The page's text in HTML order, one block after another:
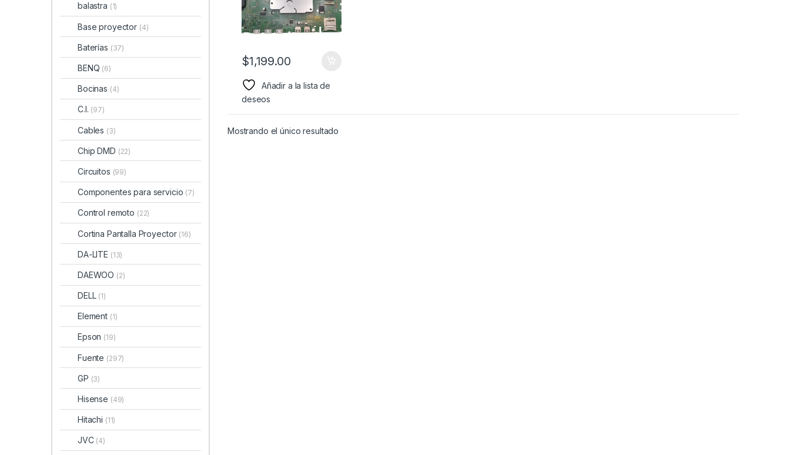
$1,199.00
Añadir a la lista de
deseos
Mostrando el único resultado
balastra (1)
Base proyector (4)
Baterías (37)
BENQ (6)
Bocinas (4)
C.I. (97)
Cables (3)
Chip DMD (22)
Circuitos (99)
Componentes para servicio (7)
Control remoto (22)
Cortina Pantalla Proyector (16)
DA-LITE (13)
DAEWOO (2)
DELL (1)
Element (1)
Epson (19)
Fuente (297)
GP (3)
Hisense (49)
Hitachi (11)
JVC (4)